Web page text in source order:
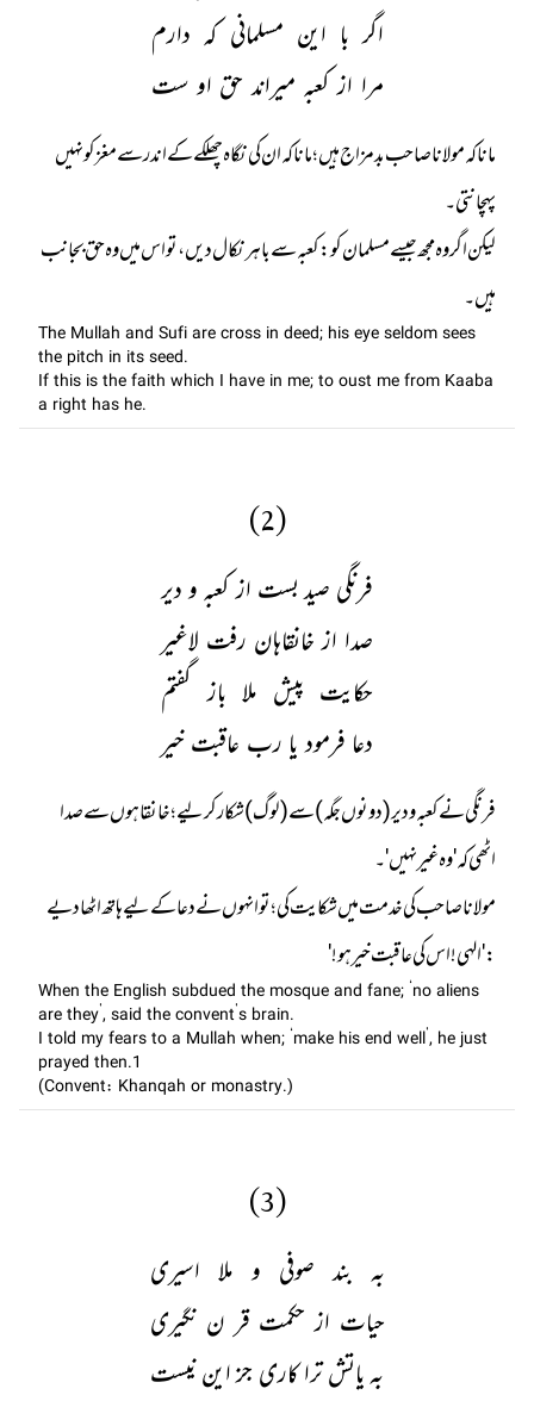
اگر با این مسلمانی کہ دارم
مرا از کعبہ میراند حق او ست
مانا کہ مولانا صاحب بد مزاج ہیں؛ مانا کہ ان کی نگاہ چھلکے کے اندر سے مغز کو نہیں
لیکن اگر وہ مجھ جیسے مسلمان کو : کعبہ سے باہر نکال دیں ، تو اس میں وہ حق بجانب
ہیں۔
The Mullah and Sufi are cross in deed; his eye seldom sees
the pitch in its seed.
If this is the faith which I have in me; to oust me from Kaaba
a right has he.
(2)
فرنگی صید بست از کعبہ و دیر
صدا از خانقاہان رفت لاغیر
حکایت پیش ملا باز گفتم
دعا فرمود یا رب عاقبت خیر
فرنگی نے کعبہ و دیر (دونوں جگہ) سے (لوگ) شکار کر لیے؛ خانقاہوں سے صدا
مولانا صاحب کی خدمت میں شکایت کی؛ تو انہوں نے دعا کے لیے ہاتھ اٹھا دیے
: 'الہی ! اس کی عاقبت خیر ہو!'
When the English subdued the mosque and fane; ‘no aliens
are they’, said the convent’s brain.
I told my fears to a Mullah when; ‘make his end well’, he just
prayed then.1
(Convent: Khanqah or monastry.)
(3)
بہ بند صوفی و ملا اسیری
حیات از حکمت قر ن نگیری
بہ یاتش ترا کاری جز این نیست